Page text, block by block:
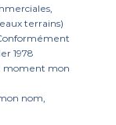
terrains)
1978
moment mon
nom,